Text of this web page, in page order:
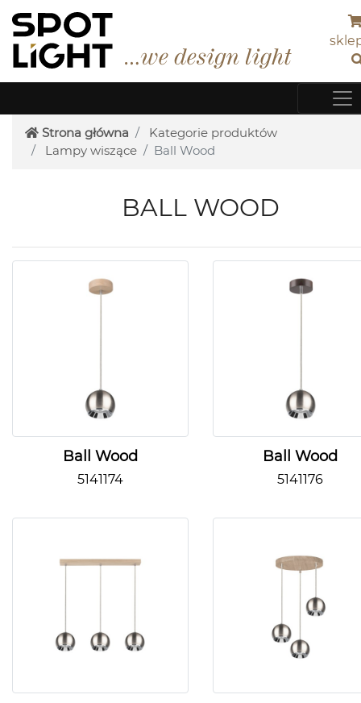
Strona główna
Kategorie produktów
Lampy wiszące
Ball Wood
BALL WOOD
Ball Wood
5141174
Ball Wood
5141176